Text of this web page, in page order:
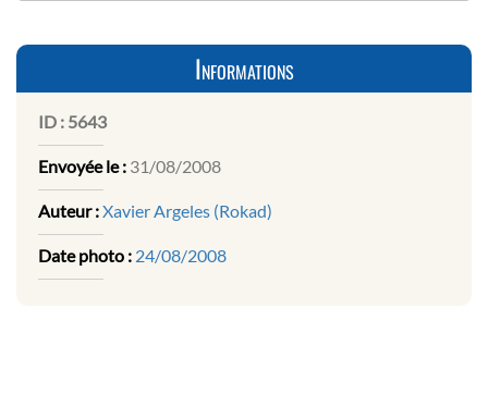
Informations
ID : 5643
Envoyée le : 31/08/2008
Auteur :Xavier Argeles (Rokad)
Date photo : 24/08/2008